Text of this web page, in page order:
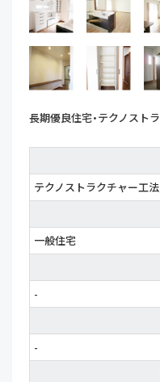
長期優良住宅・テクノスト
テクノストラクチャー工
一般住宅
-
-